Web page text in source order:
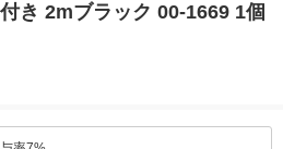
き 2mブラック 00-1669 1個